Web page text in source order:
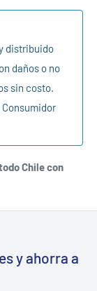
distribuido
daños o no
sin costo.
Chile con
y ahorra a